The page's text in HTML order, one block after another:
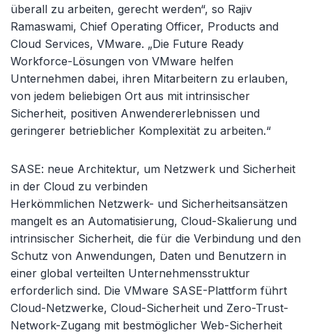
überall zu arbeiten, gerecht werden“, so Rajiv
Ramaswami, Chief Operating Officer, Products and
Cloud Services, VMware. „Die Future Ready
Workforce-Lösungen von VMware helfen
Unternehmen dabei, ihren Mitarbeitern zu erlauben,
von jedem beliebigen Ort aus mit intrinsischer
Sicherheit, positiven Anwendererlebnissen und
geringerer betrieblicher Komplexität zu arbeiten.“
SASE: neue Architektur, um Netzwerk und Sicherheit
in der Cloud zu verbinden
Herkömmlichen Netzwerk- und Sicherheitsansätzen
mangelt es an Automatisierung, Cloud-Skalierung und
intrinsischer Sicherheit, die für die Verbindung und den
Schutz von Anwendungen, Daten und Benutzern in
einer global verteilten Unternehmensstruktur
erforderlich sind. Die VMware SASE-Plattform führt
Cloud-Netzwerke, Cloud-Sicherheit und Zero-Trust-
Network-Zugang mit bestmöglicher Web-Sicherheit